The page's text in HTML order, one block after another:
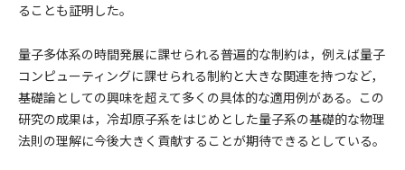
ることも証明した。
量子多体系の時間発展に課せられる普遍的な制約は，例えば量子
コンピューティングに課せられる制約と大きな関連を持つなど，
基礎論としての興味を超えて多くの具体的な適用例がある。この
研究の成果は，冷却原子系をはじめとした量子系の基礎的な物理
法則の理解に今後大きく貢献することが期待できるとしている。